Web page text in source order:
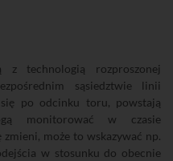
z technologią rozproszonej
sąsiedztwie linii
po odcinku toru, powstają
monitorować w czasie
zmieni, może to wskazywać np.
w stosunku do obecnie